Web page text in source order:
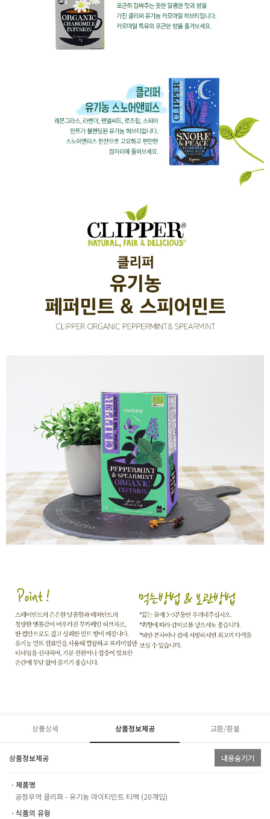
상품상세 상품정보제공 교환/환불
상품정보제공 내용숨기기
ㆍ제품명
공정무역 클리퍼 - 유기농 마이티민트 티백 (20개입)
ㆍ식품의 유형